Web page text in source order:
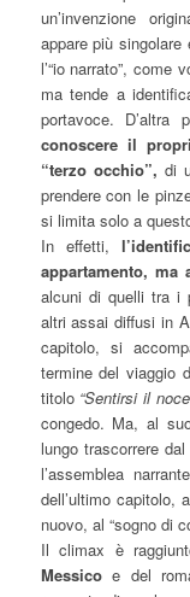
un’invenzione
appare più
l’“io narrato”, come
ma tende a
portavoce. D’altra
conoscere il
“terzo occhio”, di
prendere con le
si limita solo a
In effetti,
appartamento,
alcuni di quelli tra i
altri assai diffusi in
capitolo, si
termine del viaggio
titolo “Sentirsi il
congedo. Ma, al
lungo trascorrere
l’assemblea
dell’ultimo capitolo,
nuovo, al “sogno di
Il climax è
Messicoe del